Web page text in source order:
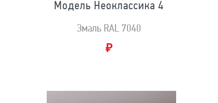
Модель Неоклассика 4
Эмаль RAL 7040
₽